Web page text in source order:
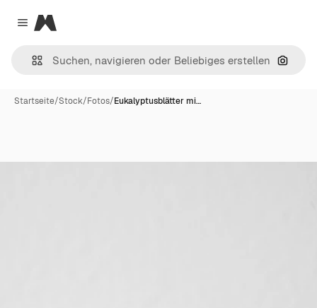
Close menu
Magnific
Nach
Startseite/Stock/Fotos/Eukalyptusblätter mi…